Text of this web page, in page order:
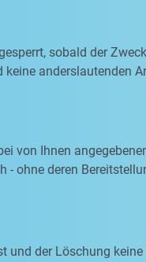
sobald der
anderslautenden
von Ihnen
ohne deren
und der Löschung